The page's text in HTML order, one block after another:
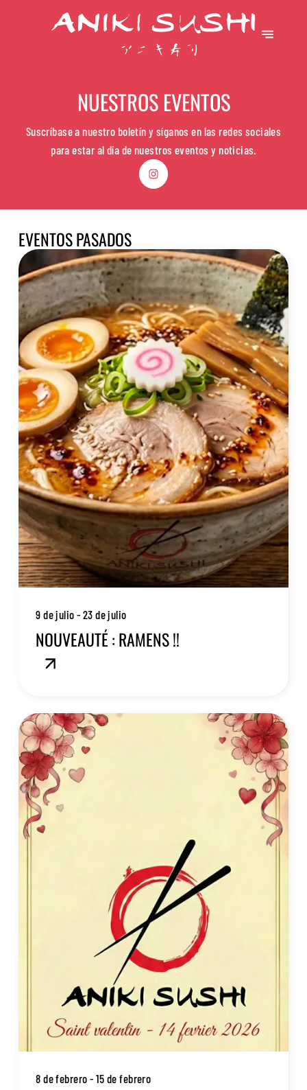
NUESTROS EVENTOS
Suscríbase a nuestro boletín y síganos en las redes sociales
para estar al día de nuestros eventos y noticias.
EVENTOS PASADOS
9 de julio - 23 de julio
NOUVEAUTÉ : RAMENS !!
8 de febrero - 15 de febrero